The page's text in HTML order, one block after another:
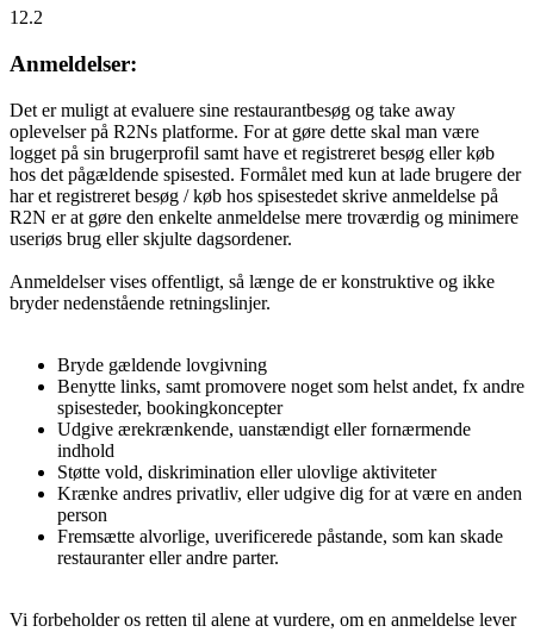
12.2
Anmeldelser:
Det er muligt at evaluere sine restaurantbesøg og take away
oplevelser på R2Ns platforme. For at gøre dette skal man være
logget på sin brugerprofil samt have et registreret besøg eller køb
hos det pågældende spisested. Formålet med kun at lade brugere der
har et registreret besøg / køb hos spisestedet skrive anmeldelse på
R2N er at gøre den enkelte anmeldelse mere troværdig og minimere
useriøs brug eller skjulte dagsordener.
Anmeldelser vises offentligt, så længe de er konstruktive og ikke
bryder nedenstående retningslinjer.
Bryde gældende lovgivning
Benytte links, samt promovere noget som helst andet, fx andre
spisesteder, bookingkoncepter
Udgive ærekrænkende, uanstændigt eller fornærmende
indhold
Støtte vold, diskrimination eller ulovlige aktiviteter
Krænke andres privatliv, eller udgive dig for at være en anden
person
Fremsætte alvorlige, uverificerede påstande, som kan skade
restauranter eller andre parter.
Vi forbeholder os retten til alene at vurdere, om en anmeldelse lever